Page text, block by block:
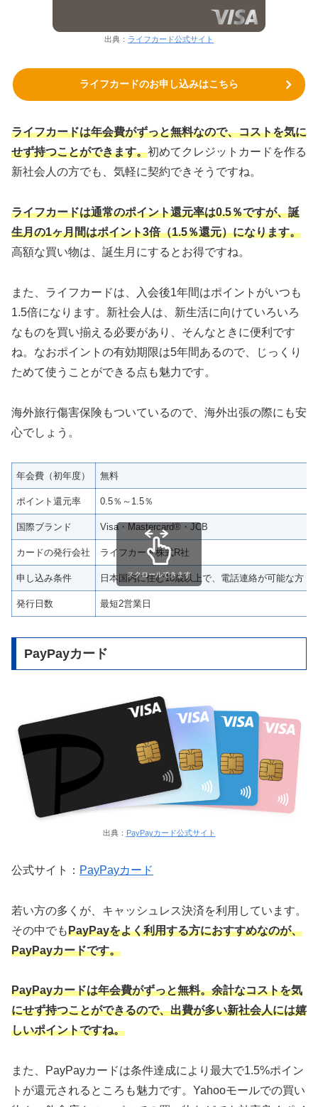
出典： ライフカード公式サイト
ライフカードのお申し込みはこちら
ライフカードは年会費がずっと無料なので、コストを気に
せず持つことができます。初めてクレジットカードを作る
新社会人の方でも、気軽に契約できそうですね。
ライフカードは通常のポイント還元率は0.5％ですが、誕
生月の1ヶ月間はポイント3倍（1.5％還元）になります。
高額な買い物は、誕生月にするとお得ですね。
また、ライフカードは、入会後1年間はポイントがいつも
1.5倍になります。新社会人は、新生活に向けていろいろ
なものを買い揃える必要があり、そんなときに便利です
ね。なおポイントの有効期限は5年間あるので、じっくり
ためて使うことができる点も魅力です。
海外旅行傷害保険もついているので、海外出張の際にも安
心でしょう。
年会費（初年度） 無料
ポイント還元率 0.5％～1.5％
国際ブランド Visa・Mastercard®・JCB
カードの発行会社 ライフカード株式R社
申し込み条件 日本国内に住む18歳以上で、電話連絡が可能な方
発行日数 最短2営業日
スクロールできます
PayPayカード
出典： PayPayカード公式サイト
公式サイト： PayPayカード
若い方の多くが、キャッシュレス決済を利用しています。
その中でもPayPayをよく利用する方におすすめなのが、
PayPayカードです。
PayPayカードは年会費がずっと無料。余計なコストを気
にせず持つことができるので、出費が多い新社会人には嬉
しいポイントですね。
また、PayPayカードは条件達成により最大で1.5%ポイン
トが還元されるところも魅力です。Yahooモールでの買い